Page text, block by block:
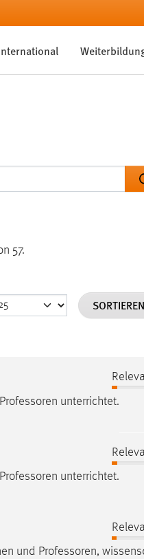
57.
Professoren unterrichtet.
Professoren unterrichtet.
und Professoren,